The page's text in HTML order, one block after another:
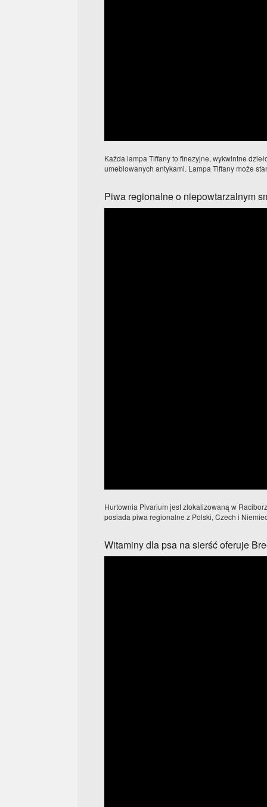
Każda lampa Tiffany to finezyjne, wykwintne
umeblowanych antykami. Lampa Tiffany może
Piwa regionalne o niepowtarzalnym
Hurtownia Pivarium jest zlokalizowaną w
posiada piwa regionalne z Polski, Czech i
Witaminy dla psa na sierść oferuje